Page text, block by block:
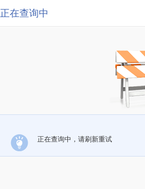
正在查询中
正在查询中，请刷新重试